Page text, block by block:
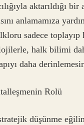
aktarıldığı
anlamamıza
sadece toplayıp
halk bilimi
daha
Rolü
düşünme